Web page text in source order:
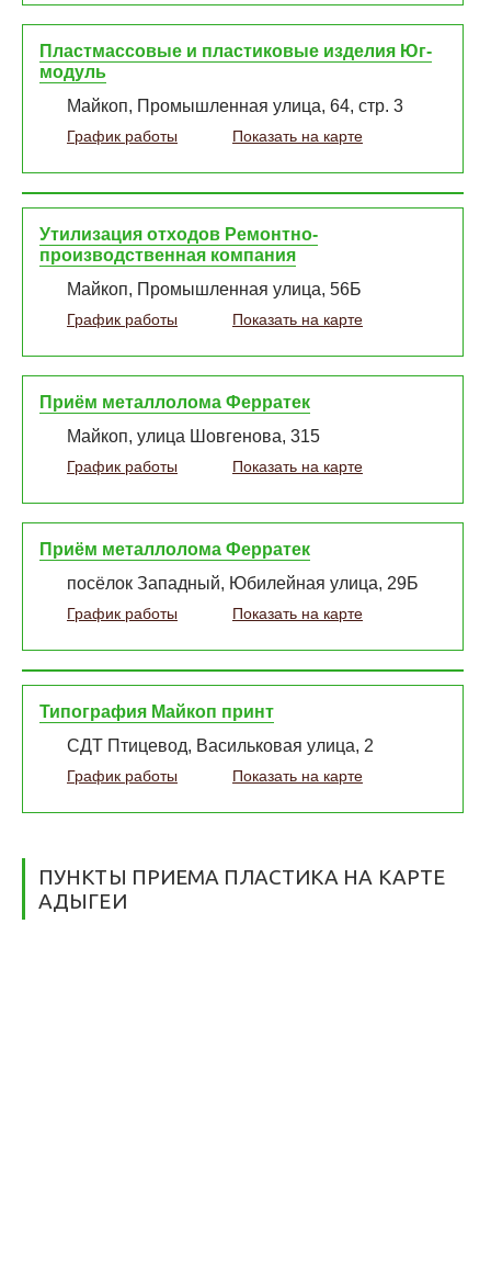
Пластмассовые и пластиковые изделия Юг-
модуль
Майкоп, Промышленная улица, 64, стр. 3
График работы Показать на карте
Утилизация отходов Ремонтно-
производственная компания
Майкоп, Промышленная улица, 56Б
График работы Показать на карте
Приём металлолома Ферратек
Майкоп, улица Шовгенова, 315
График работы Показать на карте
Приём металлолома Ферратек
посёлок Западный, Юбилейная улица, 29Б
График работы Показать на карте
Типография Майкоп принт
СДТ Птицевод, Васильковая улица, 2
График работы Показать на карте
ПУНКТЫ ПРИЕМА ПЛАСТИКА НА КАРТЕ
АДЫГЕИ